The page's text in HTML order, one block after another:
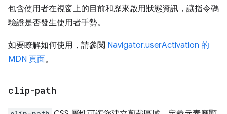
包含使用者在視窗上的目前和歷來啟用狀態資訊，讓指令碼
驗證是否發生使用者手勢。
如要瞭解如何使用，請參閱 Navigator.userActivation 的
MDN 頁面。
clip-path